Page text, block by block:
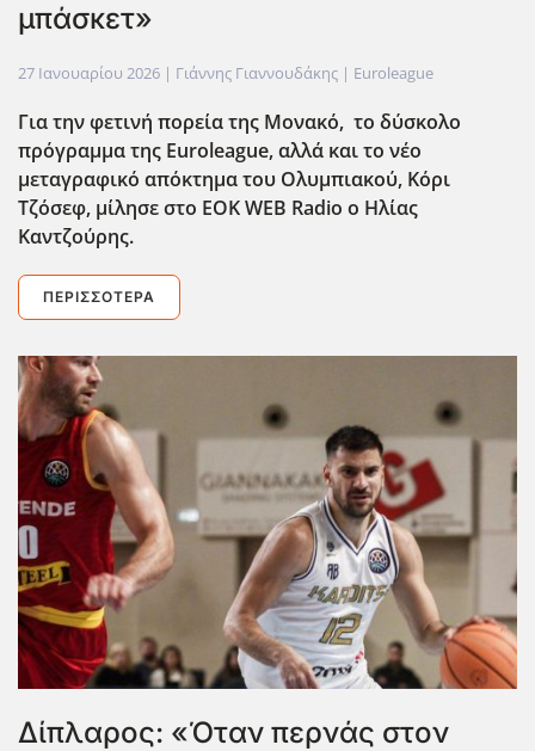
μπάσκετ»
27 Ιανουαρίου 2026 | Γιάννης Γιαννουδάκης | Euroleague
Για την φετινή πορεία της Μονακό, το δύσκολο
πρόγραμμα της Euroleague, αλλά και το νέο
μεταγραφικό απόκτημα του Ολυμπιακού, Κόρι
Τζόσεφ, μίλησε στο EOKWEB Radio ο Ηλίας
Καντζούρης.
ΠΕΡΙΣΣΌΤΕΡΑ
Δίπλαρος: «Όταν περνάς στον